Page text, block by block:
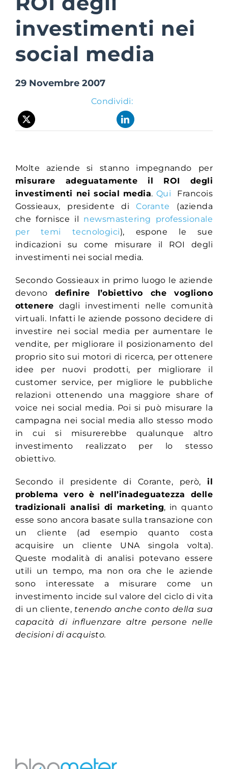
Suite Login
investimenti nei
social media
29 Novembre 2007
Condividi:
Molte aziende si stanno impegnando per
misurare adeguatamente il ROI degli
investimenti nei social media. Qui
Francois
Gossieaux, presidente diCorante (azienda
che fornisce il newsmastering professionale
per temi tecnologici), espone le sue
indicazioni su come misurare il ROI degli
investimenti nei social media.
Secondo Gossieaux in primo luogo le aziende
devono definire l’obiettivo che vogliono
ottenere dagli investimenti nelle comunità
virtuali. Infatti le aziende possono decidere di
investire nei social media per aumentare le
vendite, per migliorare il posizionamento del
proprio sito sui motori di ricerca, per ottenere
idee per nuovi prodotti, per migliorare il
customer service, per migliore le pubbliche
relazioni ottenendo una maggiore share of
voice nei social media. Poi si può misurare la
campagna nei social media allo stesso modo
in cui si misurerebbe qualunque altro
investimento realizzato per lo stesso
obiettivo.
Secondo il presidente di Corante, però,il
problema vero è nell’inadeguatezza delle
tradizionali analisi di marketing, in quanto
esse sono ancora basate sulla transazione con
un cliente (ad esempio quanto costa
acquisire un cliente UNA singola volta).
Queste modalità di analisi potevano essere
utili un tempo, ma non ora che le aziende
sono interessate a misurare come un
investimento incide sul valore del ciclo di vita
di un cliente, tenendo anche conto della sua
capacità di influenzare altre persone nelle
decisioni di acquisto.